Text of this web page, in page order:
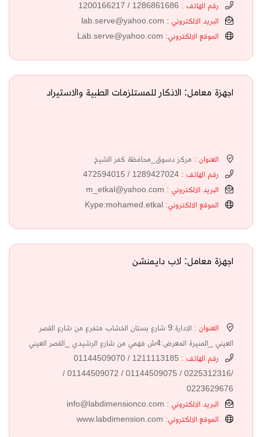
رقم الهاتف : 1286861686 / 1200166217
البريد الالكتروني : lab.serve@yahoo.com
الموقع الالكتروني: Lab.serve@yahoo.com
اجهزة معامل: الاذكار للمستلزمات الطبية والاستيراد
العنوان : مركز دسوق_محافظة كفر الشيخ
رقم الهاتف : 1289427024 / 472594015
البريد الالكتروني : m_etkal@yahoo.com
الموقع الالكتروني: Kype:mohamed.etkal
اجهزة معامل: لاب دايمنشن
العنوان :
الادارة:9 شارع بستان الخشاب متفرع من شارع القصر
العيني _المنيرة المعرض:4ش فهمي من شارع الرشيدي _القصر العيني
رقم الهاتف :
1211113185 / 01144509070
/0225312316 / 01144509075 / 01144509072 /
0223629676
البريد الالكتروني : info@labdimensionco.com
الموقع الالكتروني: www.labdimension.com